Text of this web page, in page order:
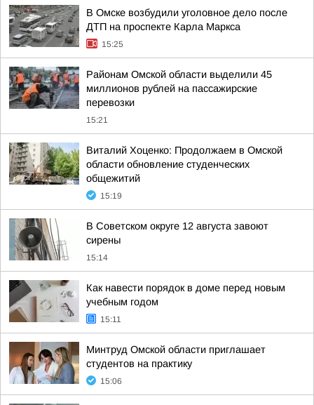
В Омске возбудили уголовное дело после
ДТП на проспекте Карла Маркса
15:25
Районам Омской области выделили 45
миллионов рублей на пассажирские
перевозки
15:21
Виталий Хоценко: Продолжаем в Омской
области обновление студенческих
общежитий
15:19
В Советском округе 12 августа завоют
сирены
15:14
Как навести порядок в доме перед новым
учебным годом
15:11
Минтруд Омской области приглашает
студентов на практику
15:06